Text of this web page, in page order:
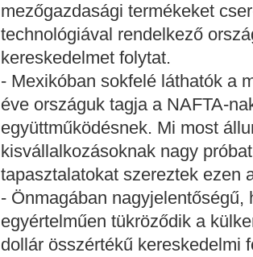
mezőgazdasági termékeket
technológiával rendelkező
kereskedelmet folytat.
- Mexikóban sokfelé láthatók a
éve országuk tagja a NAFTA-
együttműködésnek. Mi most
kisvállalkozásoknak nagy
tapasztalatokat szereztek ezen
- Önmagában
egyértelműen tükröződik a
dollár összértékű kereskedelmi